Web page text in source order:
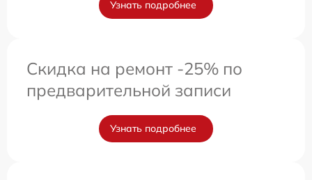
Узнать подробнее
Скидка на ремонт -25% по
предварительной записи
Узнать подробнее